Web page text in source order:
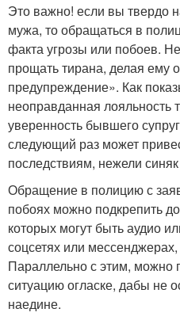
Это важно! если вы твердо
мужа, то обращаться в
факта угрозы или побоев.
прощать тирана, делая ему
предупреждение». Как
неоправданная лояльность
уверенность бывшего
следующий раз может
последствиям, нежели
Обращение в полицию с
побоях можно подкрепить
которых могут быть аудио
соцсетях или
Параллельно с этим, можно
ситуацию огласке, дабы не
наедине.